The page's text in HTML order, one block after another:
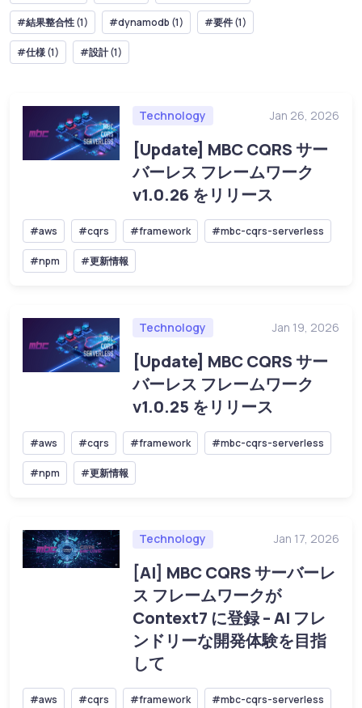
#結果整合性 (1) #dynamodb (1) #要件 (1)
#仕様 (1) #設計 (1)
Technology Jan 26, 2026
[Update] MBC CQRS サー
バーレス フレームワーク
v1.0.26 をリリース
#aws #cqrs #framework #mbc-cqrs-serverless
#npm #更新情報
Technology Jan 19, 2026
[Update] MBC CQRS サー
バーレス フレームワーク
v1.0.25 をリリース
#aws #cqrs #framework #mbc-cqrs-serverless
#npm #更新情報
Technology Jan 17, 2026
[AI] MBC CQRS サーバーレ
ス フレームワークが
Context7 に登録 – AI フレ
ンドリーな開発体験を目指
して
#aws #cqrs #framework #mbc-cqrs-serverless